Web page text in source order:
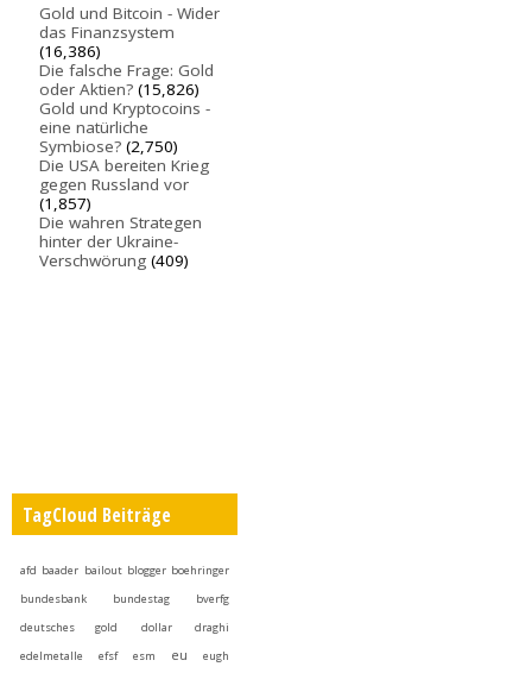
Gold und Bitcoin - Wider
das Finanzsystem
(16,386)
Die falsche Frage: Gold
oder Aktien? (15,826)
Gold und Kryptocoins -
eine natürliche
Symbiose? (2,750)
Die USA bereiten Krieg
gegen Russland vor
(1,857)
Die wahren Strategen
hinter der Ukraine-
Verschwörung (409)
TagCloud Beiträge
afd baader bailout blogger boehringer
bundesbank
bundestag
bverfg
deutsches gold
dollar
draghi
edelmetalle
efsf esm eu
eugh